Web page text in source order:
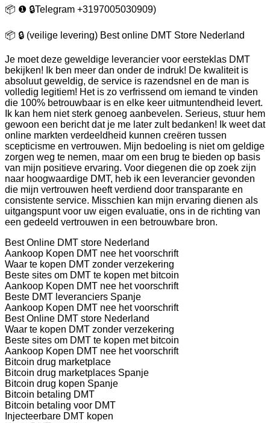
📦 ❶ 🔒Telegram +3197005030909)
📦 🔒 (veilige levering) Best online DMT Store Nederland
Je moet deze geweldige leverancier voor eersteklas DMT
bekijken! Ik ben meer dan onder de indruk! De kwaliteit is
absoluut geweldig, de service is razendsnel en de man is
volledig legitiem! Het is zo verfrissend om iemand te vinden
die 100% betrouwbaar is en elke keer uitmuntendheid levert.
Ik kan hem niet sterk genoeg aanbevelen. Serieus, stuur hem
gewoon een bericht dat je me later zult bedanken! Ik weet dat
online markten verdeeldheid kunnen creëren tussen
scepticisme en vertrouwen. Mijn bedoeling is niet om geldige
zorgen weg te nemen, maar om een brug te bieden op basis
van mijn positieve ervaring. Voor diegenen die op zoek zijn
naar hoogwaardige DMT, heb ik een leverancier gevonden
die mijn vertrouwen heeft verdiend door transparante en
consistente service. Misschien kan mijn ervaring dienen als
uitgangspunt voor uw eigen evaluatie, ons in de richting van
een gedeeld vertrouwen in een betrouwbare bron.
Best Online DMT store Nederland
Aankoop Kopen DMT nee het voorschrift
Waar te kopen DMT zonder verzekering
Beste sites om DMT te kopen met bitcoin
Aankoop Kopen DMT nee het voorschrift
Beste DMT leveranciers Spanje
Aankoop Kopen DMT nee het voorschrift
Best Online DMT store Nederland
Waar te kopen DMT zonder verzekering
Beste sites om DMT te kopen met bitcoin
Aankoop Kopen DMT nee het voorschrift
Bitcoin drug marketplace
Bitcoin drug marketplaces Spanje
Bitcoin drug kopen Spanje
Bitcoin betaling DMT
Bitcoin betaling voor DMT
Injecteerbare DMT kopen